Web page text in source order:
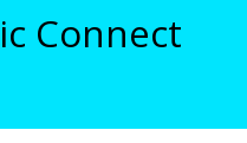
Connect